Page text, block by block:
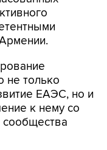
не только
ЕАЭС, но и
к нему со